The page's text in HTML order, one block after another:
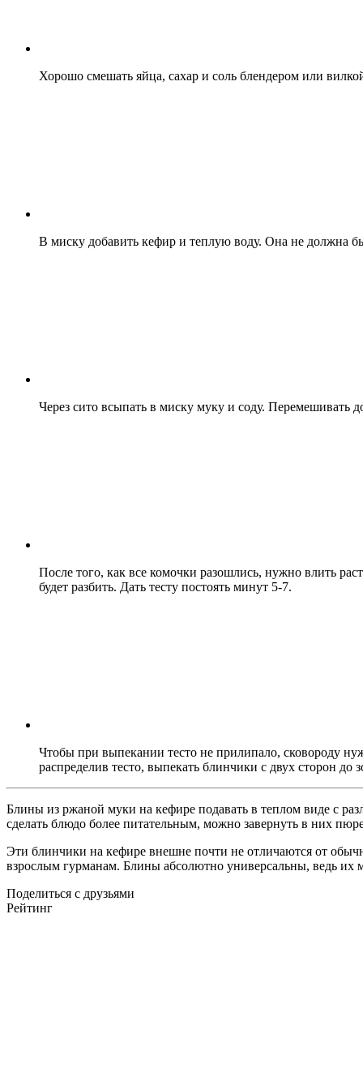
Хорошо смешать яйца, сахар и соль блендером или
В миску добавить кефир и теплую воду. Она не должна
Через сито всыпать в миску муку и соду. Перемешивать
После того, как все комочки разошлись, нужно влить
будет разбить. Дать тесту постоять минут 5-7.
Чтобы при выпекании тесто не прилипало, сковороду
распределив тесто, выпекать блинчики с двух сторон до
Блины из ржаной муки на кефире подавать в теплом виде с
сделать блюдо более питательным, можно завернуть в них
Эти блинчики на кефире внешне почти не отличаются от
взрослым гурманам. Блины абсолютно универсальны, ведь их
Поделиться с друзьями
Рейтинг